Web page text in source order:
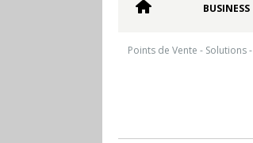
BUSINESS
Points de Vente - Solutions-